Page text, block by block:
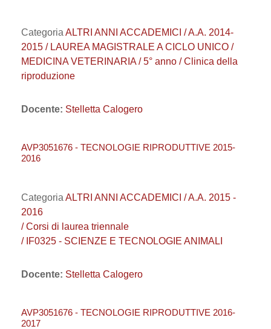
Categoria ALTRI ANNI ACCADEMICI / A.A. 2014-
2015 / LAUREA MAGISTRALE A CICLO UNICO /
MEDICINA VETERINARIA / 5° anno / Clinica della
riproduzione
Docente: Stelletta Calogero
AVP3051676 - TECNOLOGIE RIPRODUTTIVE 2015-
2016
Categoria ALTRI ANNI ACCADEMICI / A.A. 2015 -
2016
/ Corsi di laurea triennale
/ IF0325 - SCIENZE E TECNOLOGIE ANIMALI
Docente: Stelletta Calogero
AVP3051676 - TECNOLOGIE RIPRODUTTIVE 2016-
2017